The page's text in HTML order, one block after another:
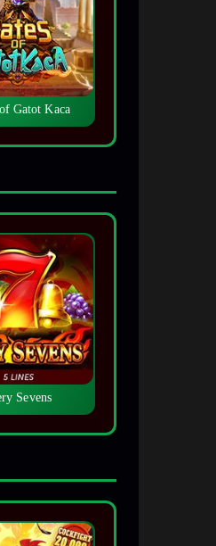
Gatot Kaca
Sevens